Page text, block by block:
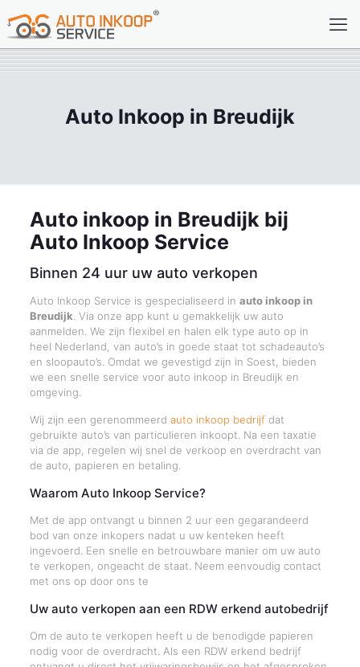
Auto Inkoop in Breudijk
Auto inkoop in Breudijk bij
Auto Inkoop Service
Binnen 24 uur uw auto verkopen
Auto Inkoop Service is gespecialiseerd in auto inkoop in
Breudijk . Via onze app kunt u gemakkelijk uw auto
aanmelden. We zijn flexibel en halen elk type auto op in
heel Nederland, van auto’s in goede staat tot schadeauto’s
en sloopauto’s. Omdat we gevestigd zijn in Soest, bieden
we een snelle service voor auto inkoop in Breudijk en
omgeving.
Wij zijn een gerenommeerd auto inkoop bedrijfdat
gebruikte auto’s van particulieren inkoopt. Na een taxatie
via de app, regelen wij snel de verkoop en overdracht van
de auto, papieren en betaling.
Waarom Auto Inkoop Service?
Met de app ontvangt u binnen 2 uur een gegarandeerd
bod van onze inkopers nadat u uw kenteken heeft
ingevoerd. Een snelle en betrouwbare manier om uw auto
te verkopen, ongeacht de staat. Neem eenvoudig contact
met ons op door ons te
Uw auto verkopen aan een RDW erkend autobedrijf
Om de auto te verkopen heeft u de benodigde papieren
nodig voor de overdracht. Als een RDW erkend bedrijf